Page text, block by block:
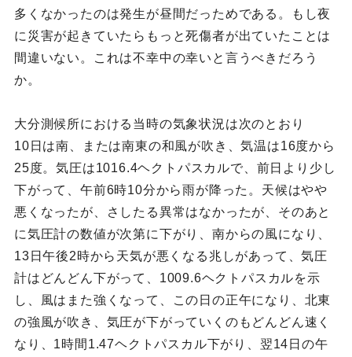
多くなかったのは発生が昼間だっためである。もし夜
に災害が起きていたらもっと死傷者が出ていたことは
間違いない。これは不幸中の幸いと言うべきだろう
か。
大分測候所における当時の気象状況は次のとおり
10日は南、または南東の和風が吹き、気温は16度から
25度。気圧は1016.4ヘクトパスカルで、前日より少し
下がって、午前6時10分から雨が降った。天候はやや
悪くなったが、さしたる異常はなかったが、そのあと
に気圧計の数値が次第に下がり、南からの風になり、
13日午後2時から天気が悪くなる兆しがあって、気圧
計はどんどん下がって、1009.6ヘクトパスカルを示
し、風はまた強くなって、この日の正午になり、北東
の強風が吹き、気圧が下がっていくのもどんどん速く
なり、1時間1.47ヘクトパスカル下がり、翌14日の午